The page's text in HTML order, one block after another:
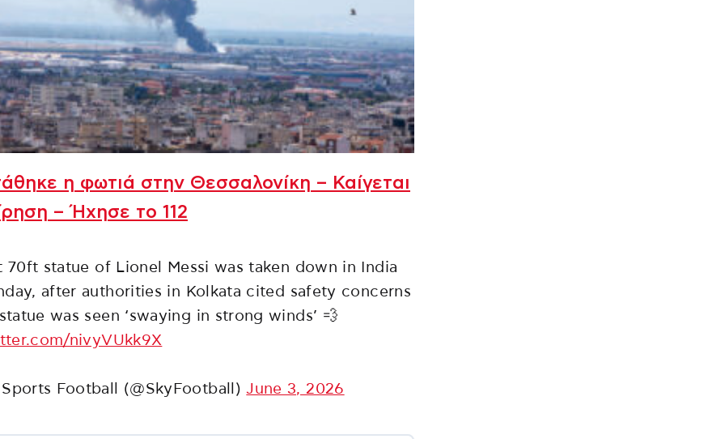
η φωτιά στην Θεσσαλονίκη – Καίγεται
– Ήχησε το 112
70ft statue of Lionel Messi was taken down in India
after authorities in Kolkata cited safety concerns
was seen ‘swaying in strong winds’ 💨
nivyVUkk9X
Football (@SkyFootball)June 3, 2026